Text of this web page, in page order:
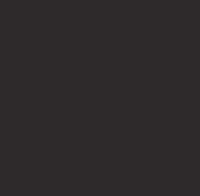
бурового раствора